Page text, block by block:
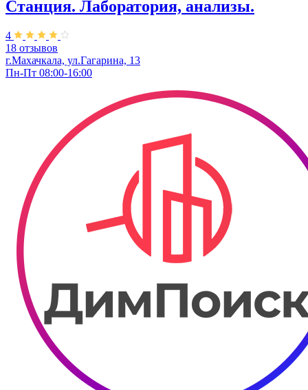
Станция. Лаборатория, анализы.
4
18 отзывов
г.Махачкала, ул.Гагарина, 13
Пн-Пт 08:00-16:00